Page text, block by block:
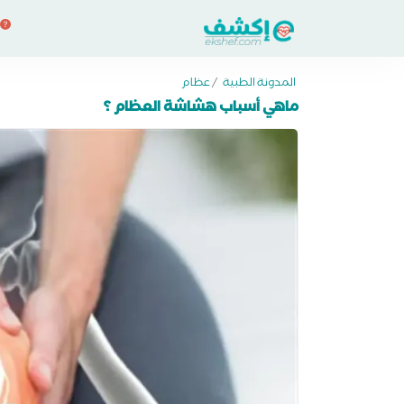
المدونة الطبية /عظام
ماهي أسباب هشاشة العظام ؟